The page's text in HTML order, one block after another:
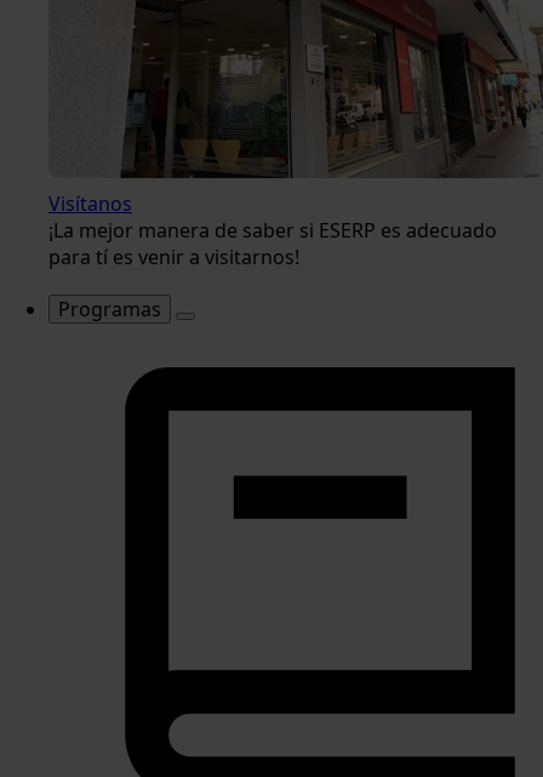
Visítanos
¡La mejor manera de saber si ESERP es adecuado
para tí es venir a visitarnos!
Programas